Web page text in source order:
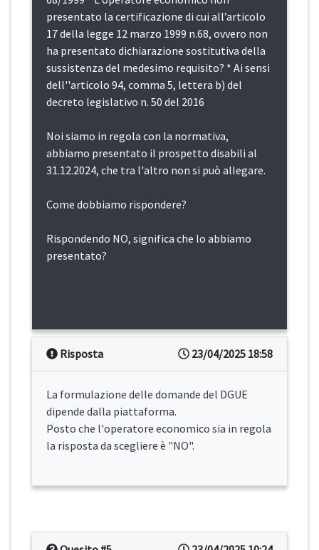
presentato la certificazione di cui all’articolo
17 della legge 12 marzo 1999 n.68, ovvero non
ha presentato dichiarazione sostitutiva della
sussistenza del medesimo requisito? * Ai sensi
dell''articolo 94, comma 5, lettera b) del
decreto legislativo n. 50 del 2016
Noi siamo in regola con la normativa,
abbiamo presentato il prospetto disabili al
31.12.2024, che tra l'altro non si può allegare.
Come dobbiamo rispondere?
Rispondendo NO, significa che lo abbiamo
presentato?
23/04/2025 18:58
Risposta
La formulazione delle domande del DGUE
dipende dalla piattaforma.
Posto che l'operatore economico sia in regola
la risposta da scegliere è "NO".